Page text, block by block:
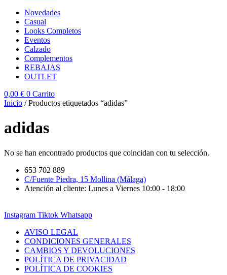
Novedades
Casual
Looks Completos
Eventos
Calzado
Complementos
REBAJAS
OUTLET
0,00 € 0 Carrito
Inicio / Productos etiquetados “adidas”
adidas
No se han encontrado productos que coincidan con tu selección.
653 702 889
C/Fuente Piedra, 15 Mollina (Málaga)
Atención al cliente: Lunes a Viernes 10:00 - 18:00
Instagram Tiktok Whatsapp
AVISO LEGAL
CONDICIONES GENERALES
CAMBIOS Y DEVOLUCIONES
POLÍTICA DE PRIVACIDAD
POLÍTICA DE COOKIES